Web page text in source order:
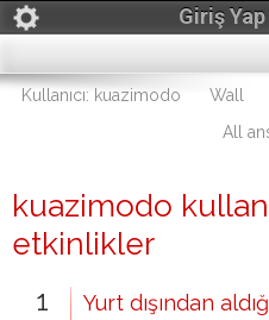
Giriş Yap
Kullanıcı: kuazimodo Wall
All
kuazimodo
etkinlikler
1
Yurt dışından